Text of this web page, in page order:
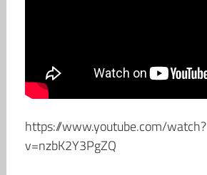
https://www.youtube.com/watch?
v=nzbK2Y3PgZQ